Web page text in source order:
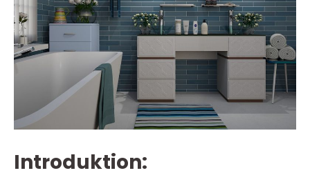
Introduktion: